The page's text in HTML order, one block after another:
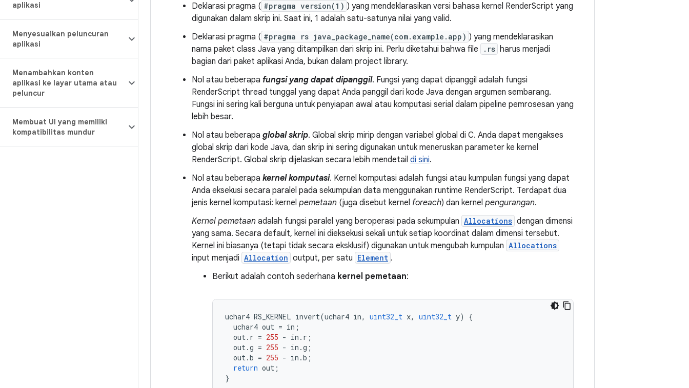
aplikasi
Menyesuaikan peluncuran
aplikasi
Menambahkan konten
aplikasi ke layar utama atau
peluncur
Membuat UI yang memiliki
kompatibilitas mundur
Deklarasi pragma ( #pragma version(1) ) yang mendeklarasikan versi bahasa kernel RenderScript yang
digunakan dalam skrip ini. Saat ini, 1 adalah satu-satunya nilai yang valid.
Deklarasi pragma ( #pragma rs java_package_name(com.example.app) ) yang mendeklarasikan
nama paket class Java yang ditampilkan dari skrip ini. Perlu diketahui bahwa file
.rs harus menjadi
bagian dari paket aplikasi Anda, bukan dalam project library.
Nol atau beberapa fungsi yang dapat dipanggil. Fungsi yang dapat dipanggil adalah fungsi
RenderScript thread tunggal yang dapat Anda panggil dari kode Java dengan argumen sembarang.
Fungsi ini sering kali berguna untuk penyiapan awal atau komputasi serial dalam pipeline pemrosesan yang
lebih besar.
Nol atau beberapa global skrip. Global skrip mirip dengan variabel global di C. Anda dapat mengakses
global skrip dari kode Java, dan skrip ini sering digunakan untuk meneruskan parameter ke kernel
RenderScript. Global skrip dijelaskan secara lebih mendetail di sini.
Nol atau beberapa kernel komputasi. Kernel komputasi adalah fungsi atau kumpulan fungsi yang dapat
Anda eksekusi secara paralel pada sekumpulan data menggunakan runtime RenderScript. Terdapat dua
jenis kernel komputasi: kernel pemetaan (juga disebut kernel foreach) dan kernel pengurangan.
Kernel pemetaan adalah fungsi paralel yang beroperasi pada sekumpulan Allocations dengan dimensi
yang sama. Secara default, kernel ini dieksekusi sekali untuk setiap koordinat dalam dimensi tersebut.
Kernel ini biasanya (tetapi tidak secara eksklusif) digunakan untuk mengubah kumpulan Allocations
input menjadi Allocation output, per satu Element .
Berikut adalah contoh sederhana kernel pemetaan:
uchar4 RS_KERNEL invert(uchar4 in, uint32_t x, uint32_t y)
{
uchar4 out = in ;
out. r = 255 - in . r ;
out.g = 255 - in .g ;
out.b = 255 - in .b ;
return out ;
}